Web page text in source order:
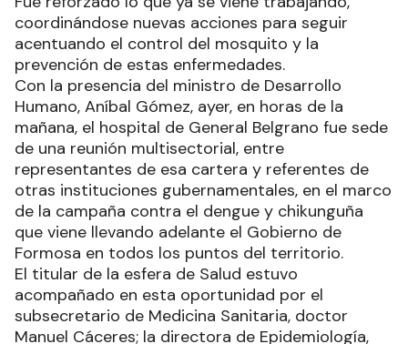
coordinándose nuevas acciones para seguir
acentuando el control del mosquito y la
prevención de estas enfermedades.
Con la presencia del ministro de Desarrollo
Humano, Aníbal Gómez, ayer, en horas de la
mañana, el hospital de General Belgrano fue sede
de una reunión multisectorial, entre
representantes de esa cartera y referentes de
otras instituciones gubernamentales, en el marco
de la campaña contra el dengue y chikunguña
que viene llevando adelante el Gobierno de
Formosa en todos los puntos del territorio.
El titular de la esfera de Salud estuvo
acompañado en esta oportunidad por el
subsecretario de Medicina Sanitaria, doctor
Manuel Cáceres; la directora de Epidemiología,